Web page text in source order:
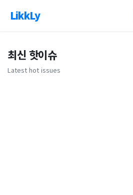
LikkLy
최신 핫이슈
Latest hot issues